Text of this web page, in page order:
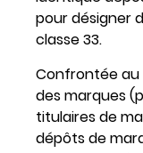
pour désigner
classe 33.
Confrontée au
des marques
titulaires de
dépôts de